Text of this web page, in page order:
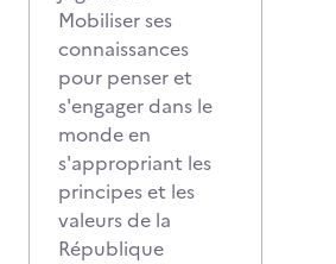
Mobiliser ses
connaissances
pour penser et
s'engager dans le
monde en
s'appropriant les
principes et les
valeurs de la
République